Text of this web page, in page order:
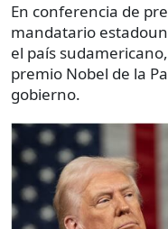
En conferencia de
mandatario
el país
premio Nobel de la
gobierno.